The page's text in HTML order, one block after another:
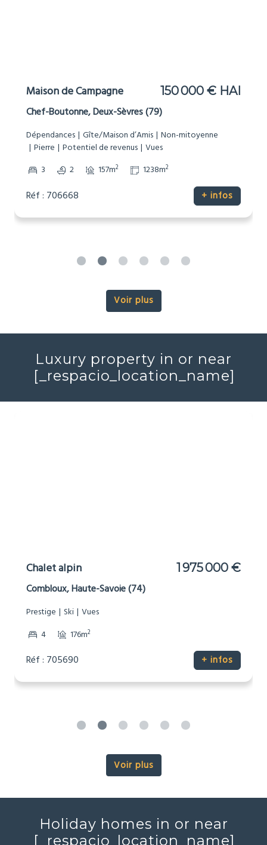
Maison de Campagne 150 000 € HAI
Chef-Boutonne, Deux-Sèvres (79)
Dépendances Gîte/Maison d’Amis Non-mitoyenne
Pierre
Potentiel de revenus Vues
3
2 157m2 1238m2
Réf : 706668 + infos
Voir plus
Luxury property in or near
[_respacio_location_name]
Chalet alpin 1 975 000 €
Combloux, Haute-Savoie (74)
Prestige Ski Vues
4
176m2
Réf : 705690 + infos
Voir plus
Holiday homes in or near
[_respacio_location_name]